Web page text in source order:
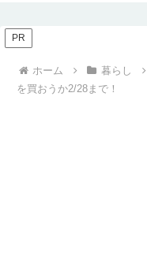
PR
ホーム 暮らし
を買おうか2/28まで！